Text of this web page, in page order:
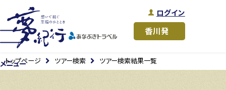
ログイン
メニュー
トップページ ツアー検索 ツアー検索結果一覧